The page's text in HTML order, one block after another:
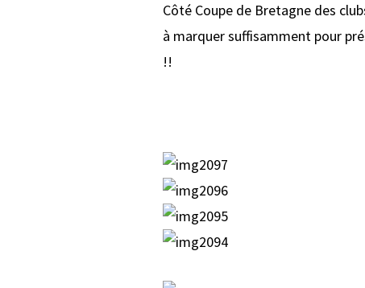
Côté Coupe de Bretagne des
à marquer suffisamment pour
!!